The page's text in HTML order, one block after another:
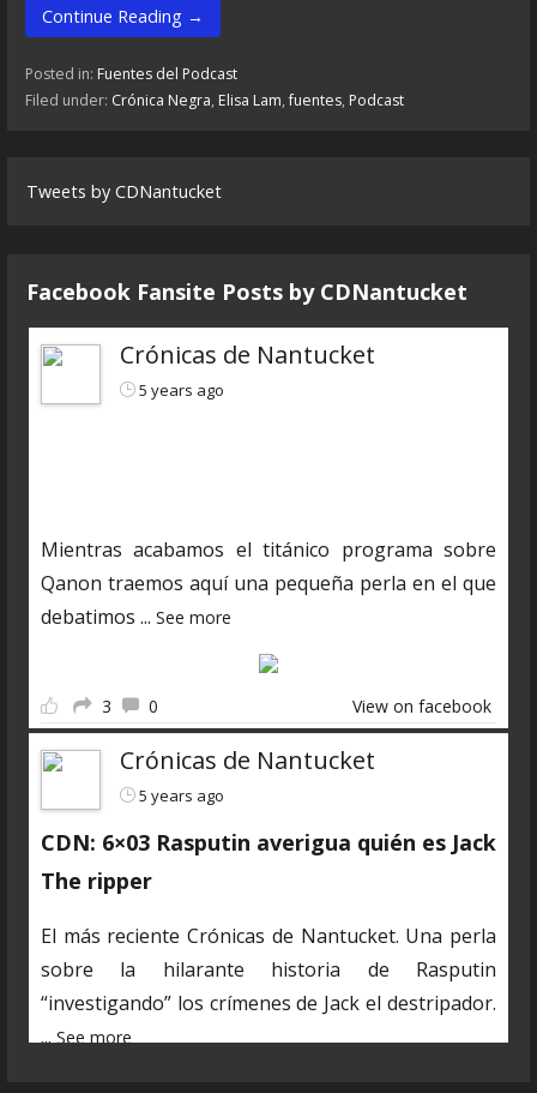
Continue Reading →
Posted in: Fuentes del Podcast
Filed under: Crónica Negra, Elisa Lam,fuentes, Podcast
Tweets by CDNantucket
Facebook Fansite Posts by ‎CDNantucket
Crónicas de Nantucket
5 years ago
Mientras acabamos el titánico programa sobre
Qanon traemos aquí una pequeña perla en el que
debatimos ... See more
3 0 View on facebook
Crónicas de Nantucket
5 years ago
CDN: 6×03 Rasputin averigua quién es Jack
The ripper
El más reciente Crónicas de Nantucket. Una perla
sobre la hilarante historia de Rasputin
“investigando” los crímenes de Jack el destripador.
...See more